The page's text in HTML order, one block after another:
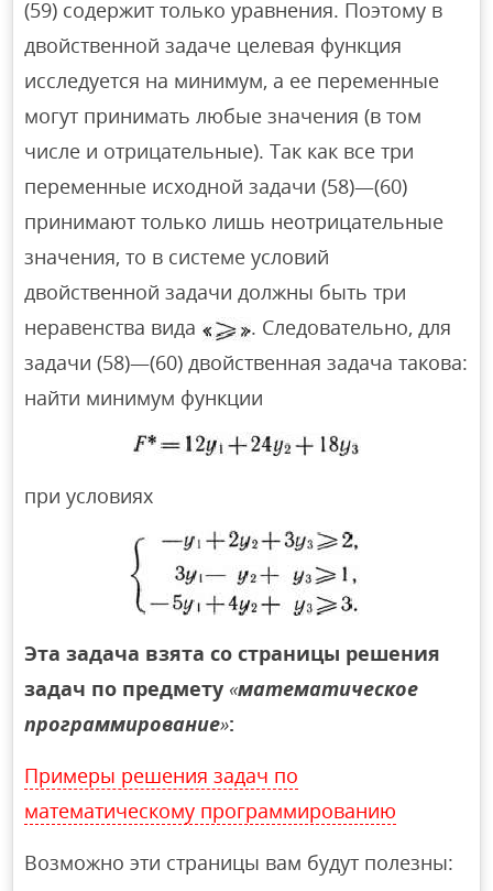
(59) содержит только уравнения. Поэтому в
двойственной задаче целевая функция
исследуется на минимум, а ее переменные
могут принимать любые значения (в том
числе и отрицательные). Так как все три
переменные исходной задачи (58)—(60)
принимают только лишь неотрицательные
значения, то в системе условий
двойственной задачи должны быть три
неравенства вида
. Следовательно, для
задачи (58)—(60) двойственная задача такова:
найти минимум функции
при условиях
Эта задача взята со страницы решения
задач по предмету «математическое
программирование»:
Примеры решения задач по
математическому программированию
Возможно эти страницы вам будут полезны: